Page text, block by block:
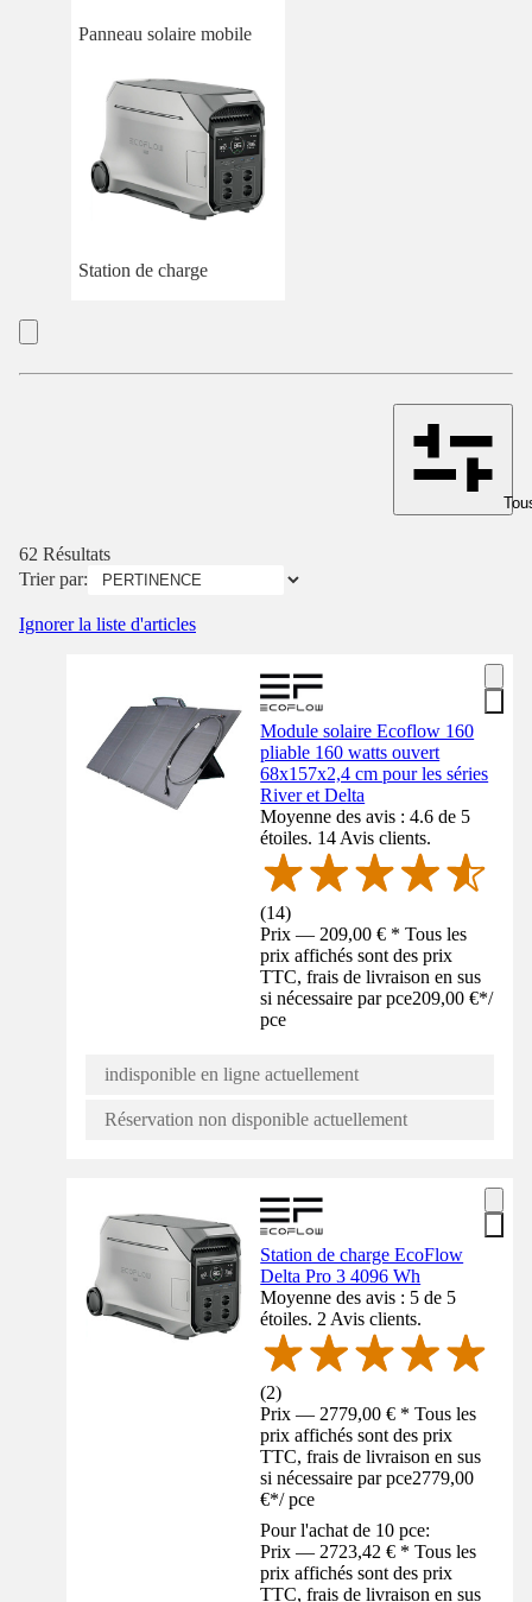
Panneau solaire mobile
Station de charge
62 Résultats
Trier par:
Ignorer la liste d'articles
Module solaire Ecoflow 160
pliable 160 watts ouvert
68x157x2,4 cm pour les séries
River et Delta
Moyenne des avis : 4.6 de 5
étoiles. 14 Avis clients.
(14)
Prix — 209,00 € * Tous les
prix affichés sont des prix
TTC, frais de livraison en sus
si nécessaire par pce209,00 €*/
pce
indisponible en ligne actuellement
Réservation non disponible actuellement
Station de charge EcoFlow
Delta Pro 3 4096 Wh
Moyenne des avis : 5 de 5
étoiles. 2 Avis clients.
(2)
Prix — 2779,00 € * Tous les
prix affichés sont des prix
TTC, frais de livraison en sus
si nécessaire par pce2779,00
€*/ pce
Pour l'achat de 10 pce:
Prix — 2723,42 € * Tous les
prix affichés sont des prix
TTC, frais de livraison en sus